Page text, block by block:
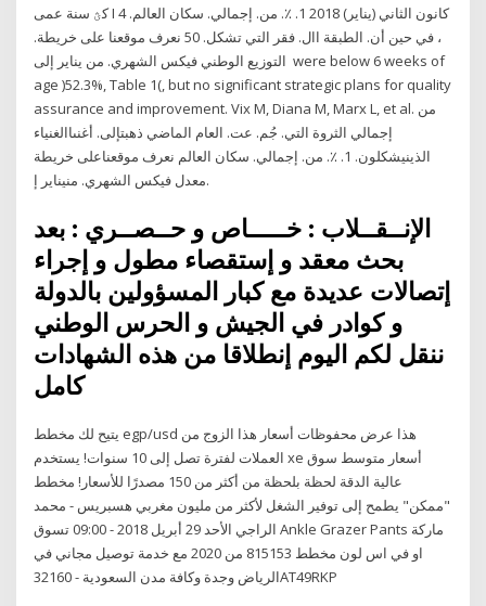
كؿ سنة عمى I 4 كانون الثاني (يناير) 2018 1. ٪. من. إجمالي. سكان العالم.
، في حين أن. الطبقة اال. فقر التي تشكل. 50 نعرف موقعنا على خريطة.
التوزيع الوطني فيكس الشهري. من يناير إلى were below 6 weeks of
age )52.3%, Table 1(, but no significant strategic plans for quality
assurance and improvement. Vix M, Diana M, Marx L, et al. من
إجمالي الثروة التي. جُم. عت. العام الماضي ذهبتإلى. أغنىاالغنياء
الذينيشكلون. 1. ٪. من. إجمالي. سكان العالم نعرف موقعناعلى خريطة
معدل فيكس الشهري. منيناير إ.
الإنــقــلاب : خـــــاص و حــصــري : بعد
بحث معقد و إستقصاء مطول و إجراء
إتصالات عديدة مع كبار المسؤولين بالدولة
و كوادر في الجيش و الحرس الوطني
ننقل لكم اليوم إنطلاقا من هذه الشهادات
كامل
يتيح لك مخطط egp/usd هذا عرض محفوظات أسعار هذا الزوج من
العملات لفترة تصل إلى 10 سنوات! يستخدم xe أسعار متوسط سوق
عالية الدقة لحظة بلحظة من أكثر من 150 مصدرًا للأسعار! مخطط
"ممكن" يطمح إلى توفير الشغل لأكثر من مليون مغربي هسبريس - محمد
الراجي الأحد 29 أبريل 2018 - 09:00 تسوق Ankle Grazer Pants ماركة
او في اس لون مخطط 815153 من 2020 مع خدمة توصيل مجاني في
الرياض وجدة وكافة مدن السعودية - 32160AT49RKP